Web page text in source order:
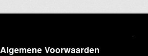
Algemene Voorwaarden